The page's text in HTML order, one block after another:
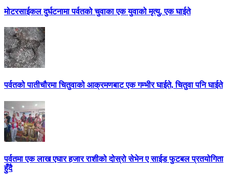
मोटरसाईकल दुर्घटनामा पर्वतको चुवाका एक युवाको मृत्यु, एक घाईते
पर्वतको पातीचौरमा चितुवाको आक्रमणबाट एक गम्भीर घाईते, चितुवा पनि घाईते
पर्वतमा एक लाख एघार हजार राशीको दोस्रो सेभेन ए साईड फुटबल प्रतयोगिता
हुँदै